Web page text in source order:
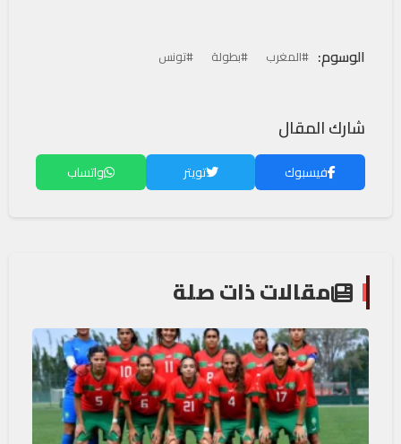
الوسوم: #المغرب #بطولة #تونس
شارك المقال
فيسبوك تويتر واتساب
مقالات ذات صلة